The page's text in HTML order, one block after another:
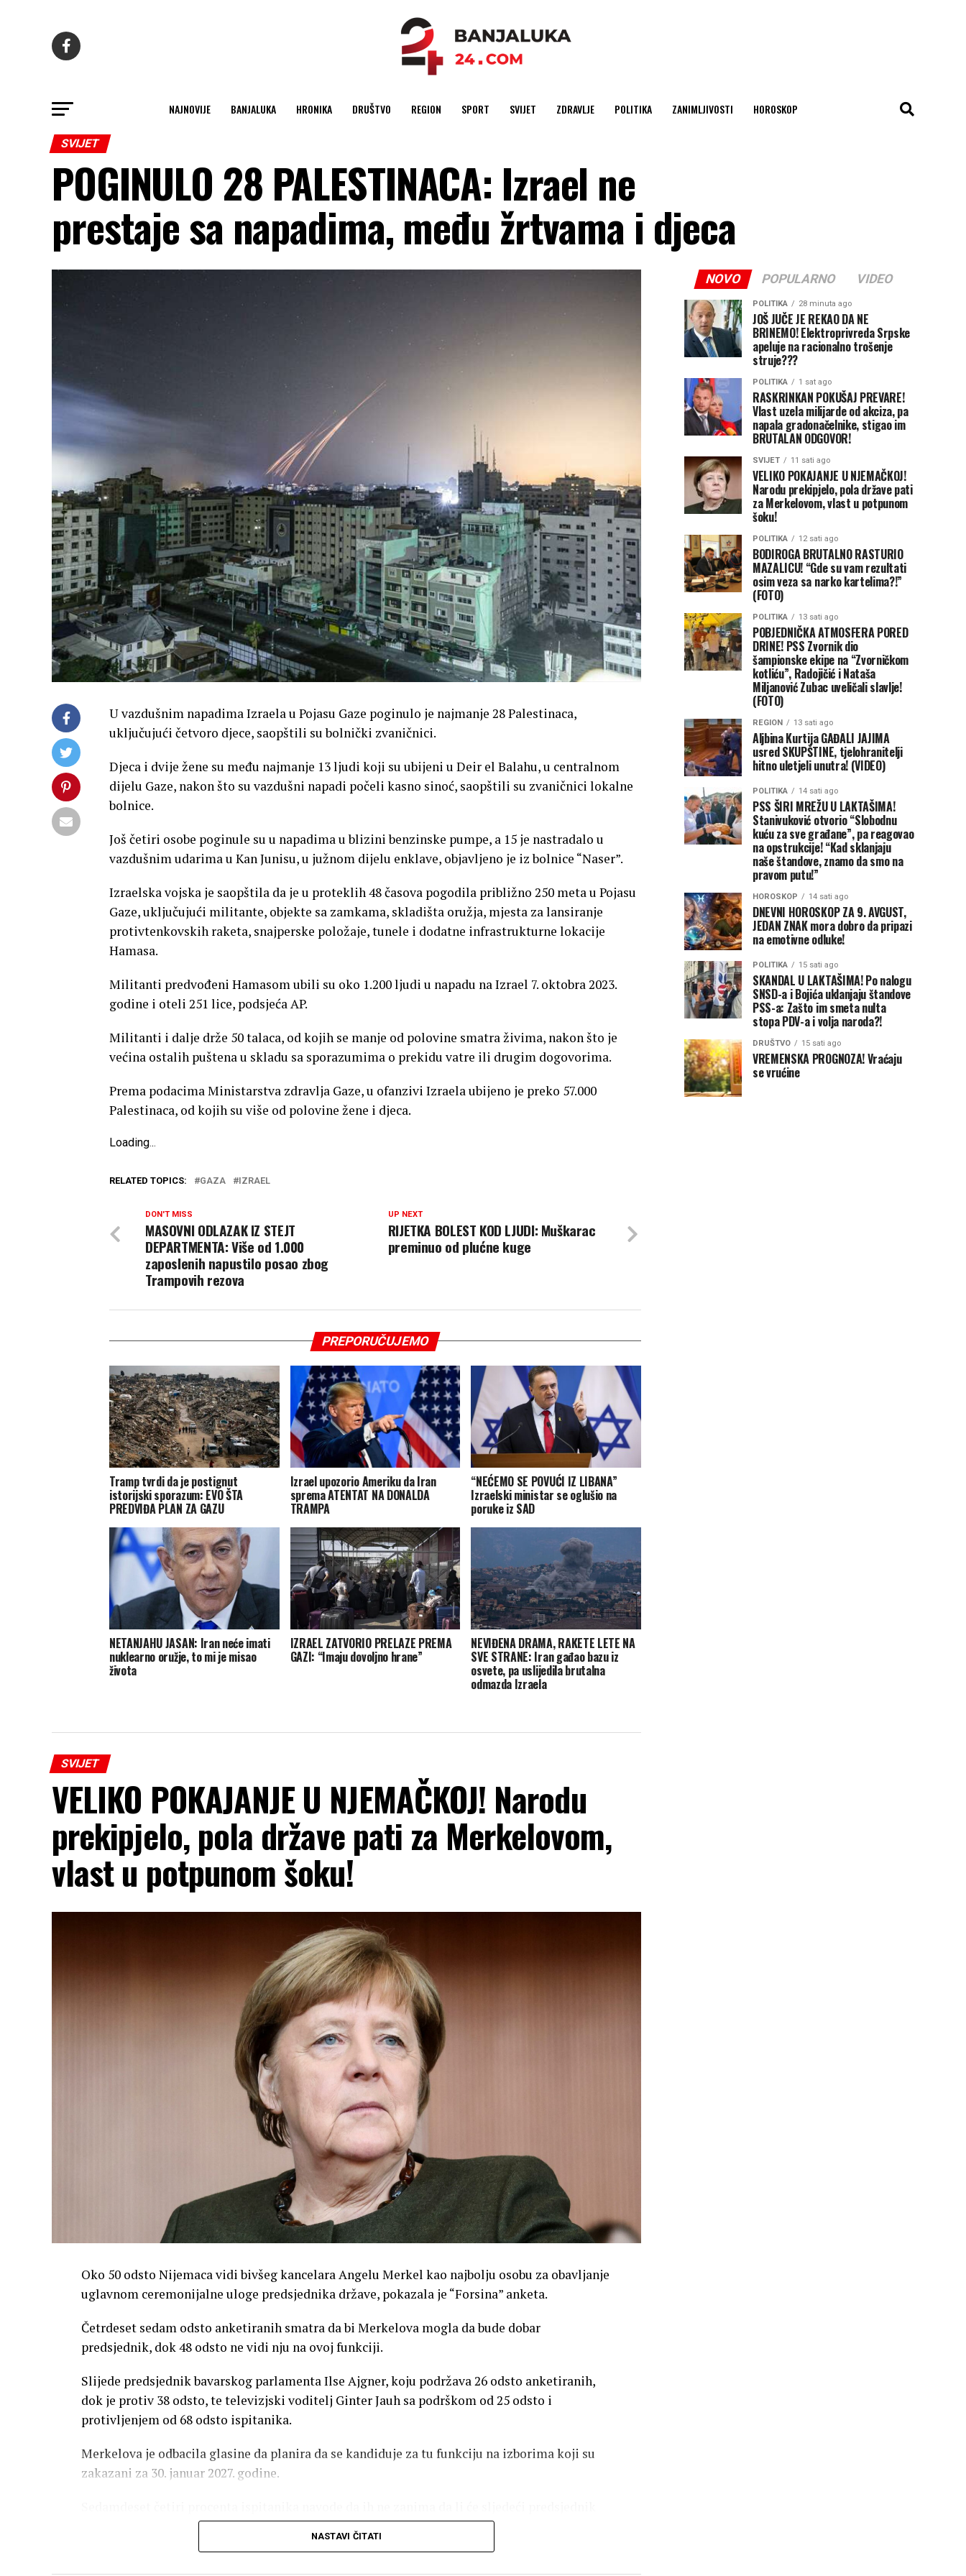
NAJNOVIJE BANJALUKA HRONIKA DRUŠTVO REGION SPORT SVIJET ZDRAVLJE POLITIKA ZANIMLJIVOSTI HOROSKOP
SVIJET
POGINULO 28 PALESTINACA: Izrael ne
prestaje sa napadima, među žrtvama i djeca
U vazdušnim napadima Izraela u Pojasu Gaze poginulo je najmanje 28 Palestinaca,
uključujući četvoro djece, saopštili su bolnički zvaničnici.
Djeca i dvije žene su među najmanje 13 ljudi koji su ubijeni u Deir el Balahu, u centralnom
dijelu Gaze, nakon što su vazdušni napadi počeli kasno sinoć, saopštili su zvaničnici lokalne
bolnice.
Još četiri osobe poginule su u napadima u blizini benzinske pumpe, a 15 je nastradalo u
vazdušnim udarima u Kan Junisu, u južnom dijelu enklave, objavljeno je iz bolnice “Naser”.
Izraelska vojska je saopštila da je u proteklih 48 časova pogodila približno 250 meta u Pojasu
Gaze, uključujući militante, objekte sa zamkama, skladišta oružja, mjesta za lansiranje
protivtenkovskih raketa, snajperske položaje, tunele i dodatne infrastrukturne lokacije
Hamasa.
Militanti predvođeni Hamasom ubili su oko 1.200 ljudi u napadu na Izrael 7. oktobra 2023.
godine i oteli 251 lice, podsjeća AP.
Militanti i dalje drže 50 talaca, od kojih se manje od polovine smatra živima, nakon što je
većina ostalih puštena u skladu sa sporazumima o prekidu vatre ili drugim dogovorima.
Prema podacima Ministarstva zdravlja Gaze, u ofanzivi Izraela ubijeno je preko 57.000
Palestinaca, od kojih su više od polovine žene i djeca.
Loading...
RELATED TOPICS: GAZA IZRAEL
UP NEXT
RIJETKA BOLEST KOD LJUDI: Muškarac
preminuo od plućne kuge
DON'T MISS
MASOVNI ODLAZAK IZ STEJT
DEPARTMENTA: Više od 1.000
zaposlenih napustilo posao zbog
Trampovih rezova
PREPORUČUJEMO
Tramp tvrdi da je postignut
istorijski sporazum: EVO ŠTA
PREDVIĐA PLAN ZA GAZU
Izrael upozorio Ameriku da Iran
sprema ATENTAT NA DONALDA
TRAMPA
“NEĆEMO SE POVUĆI IZ LIBANA”
Izraelski ministar se oglušio na
poruke iz SAD
NETANJAHU JASAN: Iran neće imati
nuklearno oružje, to mi je misao
života
IZRAEL ZATVORIO PRELAZE PREMA
GAZI: “Imaju dovoljno hrane”
NEVIĐENA DRAMA, RAKETE LETE NA
SVE STRANE: Iran gađao bazu iz
osvete, pa uslijedila brutalna
odmazda Izraela
SVIJET
VELIKO POKAJANJE U NJEMAČKOJ! Narodu
prekipjelo, pola države pati za Merkelovom,
vlast u potpunom šoku!
Oko 50 odsto Nijemaca vidi bivšeg kancelara Angelu Merkel kao najbolju osobu za obavljanje
uglavnom ceremonijalne uloge predsjednika države, pokazala je “Forsina” anketa.
Četrdeset sedam odsto anketiranih smatra da bi Merkelova mogla da bude dobar
predsjednik, dok 48 odsto ne vidi nju na ovoj funkciji.
Slijede predsjednik bavarskog parlamenta Ilse Ajgner, koju podržava 26 odsto anketiranih,
dok je protiv 38 odsto, te televizjski voditelj Ginter Jauh sa podrškom od 25 odsto i
protivljenjem od 68 odsto ispitanika.
Merkelova je odbacila glasine da planira da se kandiduje za tu funkciju na izborima koji su
zakazani za 30. januar 2027. godine.
biti muškarac ili žena. Pet odsto želi muškog kandidata, a 19 procanata navija za ženu.
NASTAVI ČITATI
NOVO POPULARNO VIDEO
POLITIKA 28 minuta ago
JOŠ JUČE JE REKAO DA NE
BRINEMO! Elektroprivreda Srpske
apeluje na racionalno trošenje
struje???
POLITIKA 1 sat ago
RASKRINKAN POKUŠAJ PREVARE!
Vlast uzela milijarde od akciza, pa
napala gradonačelnike, stigao im
BRUTALAN ODGOVOR!
SVIJET 11 sati ago
VELIKO POKAJANJE U NJEMAČKOJ!
Narodu prekipjelo, pola države pati
za Merkelovom, vlast u potpunom
šoku!
POLITIKA 12 sati ago
BODIROGA BRUTALNO RASTURIO
MAZALICU! “Gde su vam rezultati
osim veza sa narko kartelima?!”
(FOTO)
POLITIKA 13 sati ago
POBJEDNIČKA ATMOSFERA PORED
DRINE! PSS Zvornik dio
šampionske ekipe na “Zvorničkom
kotliću”, Radojičić i Nataša
Miljanović Zubac uveličali slavlje!
(FOTO)
REGION 13 sati ago
Aljbina Kurtija GAĐALI JAJIMA
usred SKUPŠTINE, tjelohranitelji
hitno uletjeli unutra! (VIDEO)
POLITIKA 14 sati ago
PSS ŠIRI MREŽU U LAKTAŠIMA!
Stanivuković otvorio “Slobodnu
kuću za sve građane”, pa reagovao
na opstrukcije! “Kad sklanjaju
naše štandove, znamo da smo na
pravom putu!”
HOROSKOP 14 sati ago
DNEVNI HOROSKOP ZA 9. AVGUST,
JEDAN ZNAK mora dobro da pripazi
na emotivne odluke!
POLITIKA 15 sati ago
SKANDAL U LAKTAŠIMA! Po nalogu
SNSD-a i Bojića uklanjaju štandove
PSS-a: Zašto im smeta nulta
stopa PDV-a i volja naroda?!
DRUŠTVO 15 sati ago
VREMENSKA PROGNOZA! Vraćaju
se vrućine